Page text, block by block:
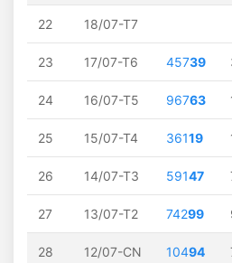
22 18/07-T7
23 17/07-T6 45739
24 16/07-T5 96763
25 15/07-T4 36119
26 14/07-T3 59147
27 13/07-T2 74299
28 12/07-CN 10494